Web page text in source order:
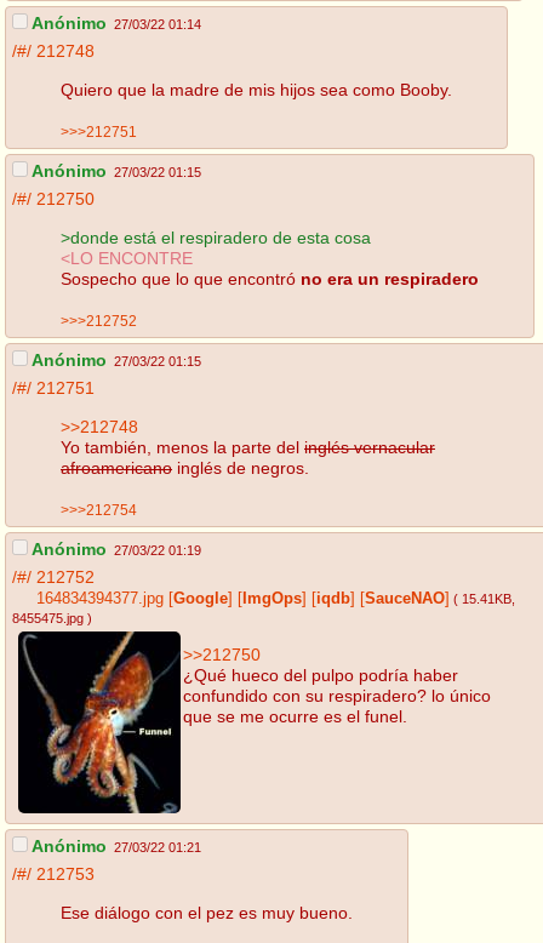
Anónimo 27/03/22 01:14
/#/ 212748
Quiero que la madre de mis hijos sea como Booby.
>>>212751
Anónimo 27/03/22 01:15
/#/ 212750
>donde está el respiradero de esta cosa
<LO ENCONTRE
Sospecho que lo que encontró no era un respiradero
>>>212752
Anónimo 27/03/22 01:15
/#/ 212751
>>212748
Yo también, menos la parte del inglés vernacular
afroamericano inglés de negros.
>>>212754
Anónimo 27/03/22 01:19
/#/ 212752
164834394377.jpg Google ImgOps iqdb SauceNAO ( 15.41KB
8455475.jpg )
>>212750
¿Qué hueco del pulpo podría haber
confundido con su respiradero? lo único
que se me ocurre es el funel.
Anónimo 27/03/22 01:21
/#/ 212753
Ese diálogo con el pez es muy bueno.